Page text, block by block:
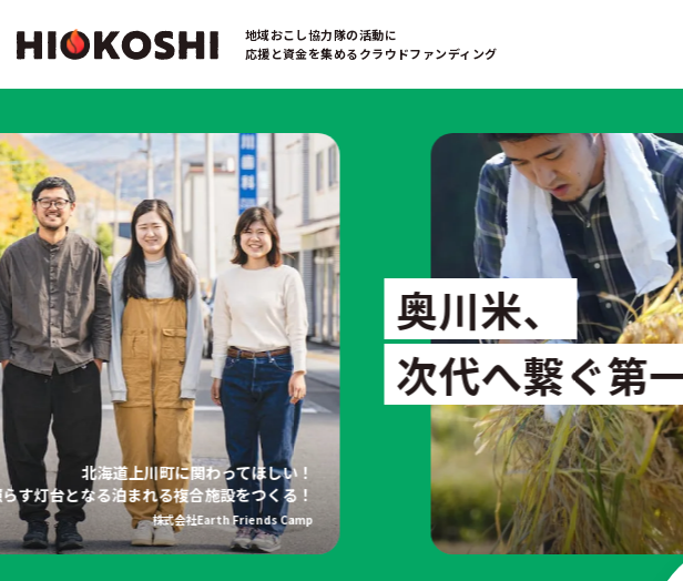
地域おこし協力隊の活動に
応援と資金を集めるクラウドファンディング
北海道上川町に関わってほしい！
す灯台となる泊まれる複合施設をつくる！
株式会社Earth Friends Camp
奥川米、
次代へ繋ぐ第